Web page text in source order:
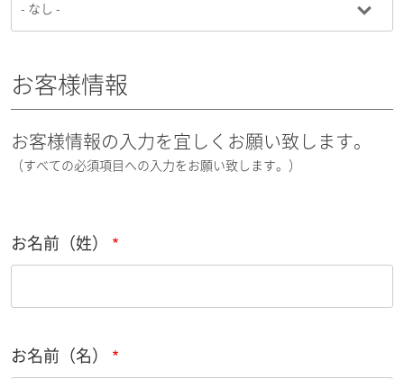
お客様情報
お客様情報の入力を宜しくお願い致します。
（すべての必須項目への入力をお願い致します。）
お名前（姓）
お名前（名）